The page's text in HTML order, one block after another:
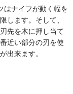
はナイフが動く幅を
します。そして、
先を木に押し当て
近い部分の刃を使
出来ます。